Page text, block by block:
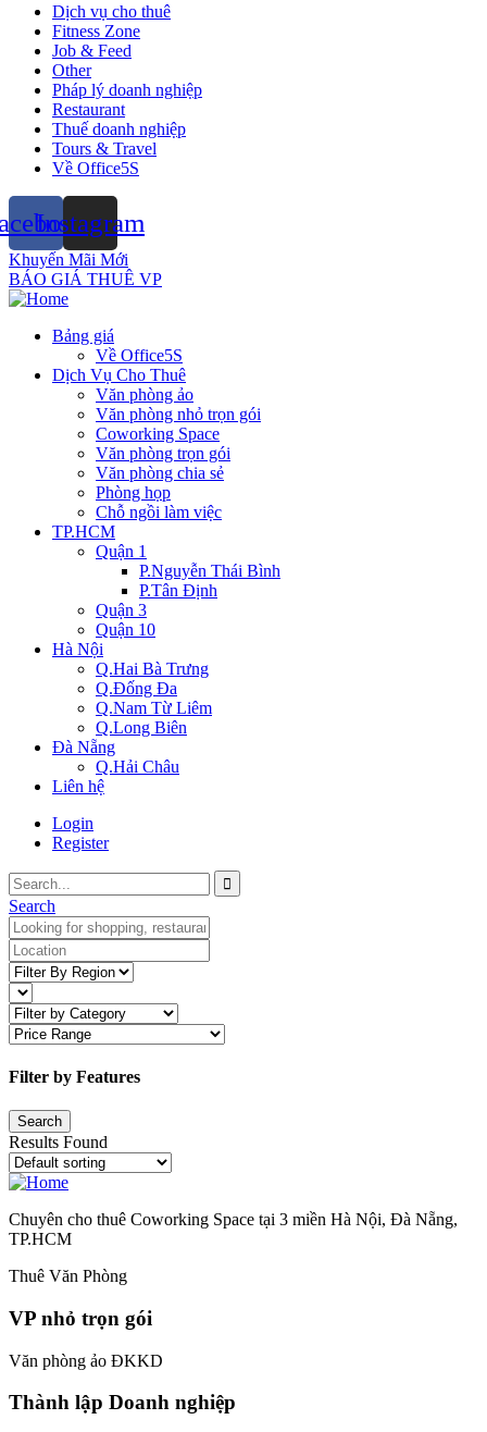
Dịch vụ cho thuê
Fitness Zone
Job & Feed
Other
Pháp lý doanh nghiệp
Restaurant
Thuế doanh nghiệp
Tours & Travel
Về Office5S
Instagram
Khuyến Mãi Mới
BÁO GIÁ THUÊ VP
Bảng giá
Về Office5S
Dịch Vụ Cho Thuê
Văn phòng ảo
Văn phòng nhỏ trọn gói
Coworking Space
Văn phòng trọn gói
Văn phòng chia sẻ
Phòng họp
Chỗ ngồi làm việc
TP.HCM
Quận 1
P.Nguyễn Thái Bình
P.Tân Định
Quận 3
Quận 10
Hà Nội
Q.Hai Bà Trưng
Q.Đống Đa
Q.Nam Từ Liêm
Q.Long Biên
Đà Nẵng
Q.Hải Châu
Liên hệ
Login
Register
Search
Filter by Features
Results Found
Chuyên cho thuê Coworking Space tại 3 miền Hà Nội, Đà Nẵng,
TP.HCM
Thuê Văn Phòng
VP nhỏ trọn gói
Văn phòng ảo ĐKKD
Thành lập Doanh nghiệp